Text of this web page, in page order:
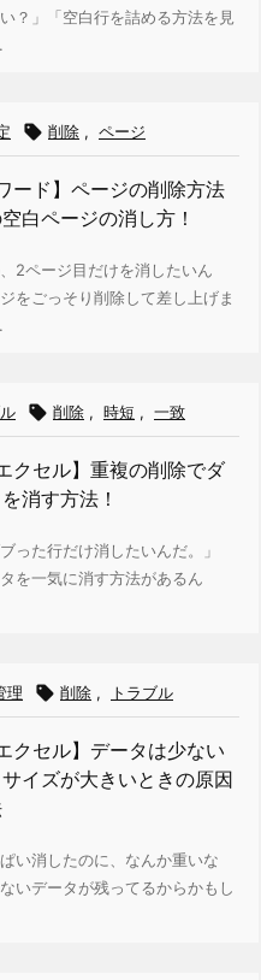
？」
「空白行を詰める方法を見
 削除 , ページ
ード】ページの削除方法
白ページの消し方！
、2ページ目だけを消したいん
ジをごっそり削除して差し上げま
 削除 , 時短 , 一致
クセル】重複の削除でダ
消す方法！
った行だけ消したいんだ。」
タを一気に消す方法があるん
理  削除 , トラブル
クセル】データは少ない
イズが大きいときの原因
ぱい消したのに、なんか重いな
ないデータが残ってるからかもし